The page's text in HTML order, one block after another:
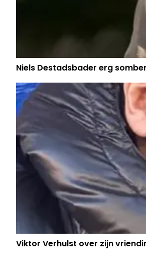
Niels Destadsbader erg
Viktor Verhulst over zijn